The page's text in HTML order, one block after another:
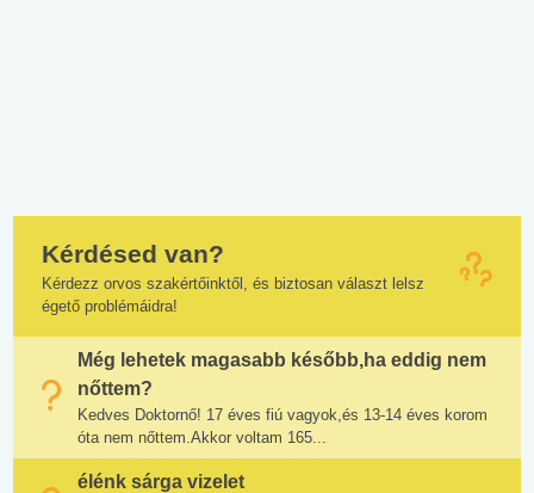
Kérdésed van?
Kérdezz orvos szakértőinktől, és biztosan választ lelsz
égető problémáidra!
Még lehetek magasabb később,ha eddig nem
nőttem?
Kedves Doktornő! 17 éves fiú vagyok,és 13-14 éves korom
óta nem nőttem.Akkor voltam 165...
élénk sárga vizelet